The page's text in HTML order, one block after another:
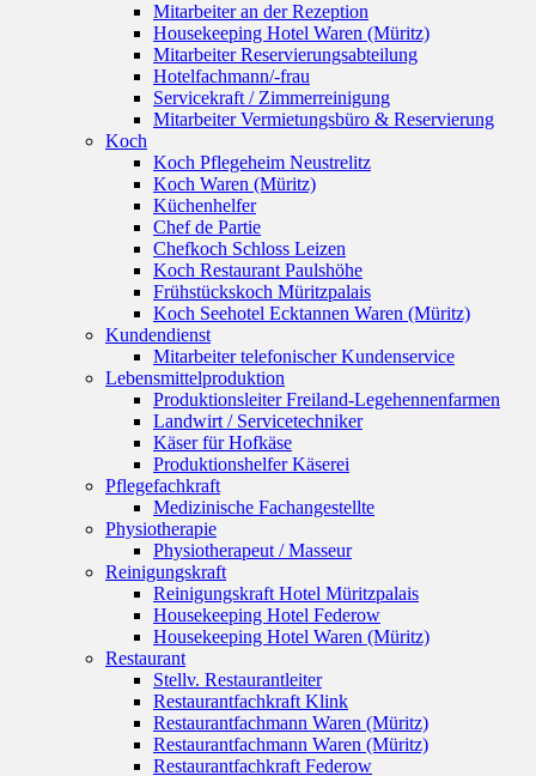
Mitarbeiter an der Rezeption
Housekeeping Hotel Waren (Müritz)
Mitarbeiter Reservierungsabteilung
Hotelfachmann/-frau
Servicekraft / Zimmerreinigung
Mitarbeiter Vermietungsbüro & Reservierung
Koch
Koch Pflegeheim Neustrelitz
Koch Waren (Müritz)
Küchenhelfer
Chef de Partie
Chefkoch Schloss Leizen
Koch Restaurant Paulshöhe
Frühstückskoch Müritzpalais
Koch Seehotel Ecktannen Waren (Müritz)
Kundendienst
Mitarbeiter telefonischer Kundenservice
Lebensmittelproduktion
Produktionsleiter Freiland-Legehennenfarmen
Landwirt / Servicetechniker
Käser für Hofkäse
Produktionshelfer Käserei
Pflegefachkraft
Medizinische Fachangestellte
Physiotherapie
Physiotherapeut / Masseur
Reinigungskraft
Reinigungskraft Hotel Müritzpalais
Housekeeping Hotel Federow
Housekeeping Hotel Waren (Müritz)
Restaurant
Stellv. Restaurantleiter
Restaurantfachkraft Klink
Restaurantfachmann Waren (Müritz)
Restaurantfachmann Waren (Müritz)
Restaurantfachkraft Federow